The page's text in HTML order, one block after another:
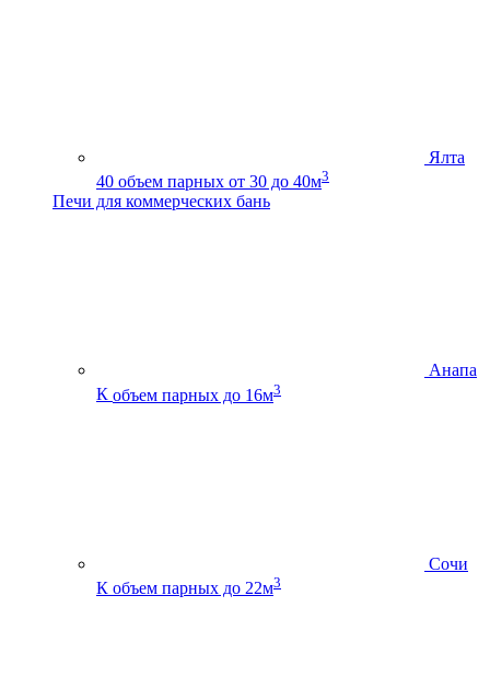
Ялта
40 объем парных от 30 до 40м3
Печи для коммерческих бань
Анапа
К объем парных до 16м3
Сочи
К объем парных до 22м3